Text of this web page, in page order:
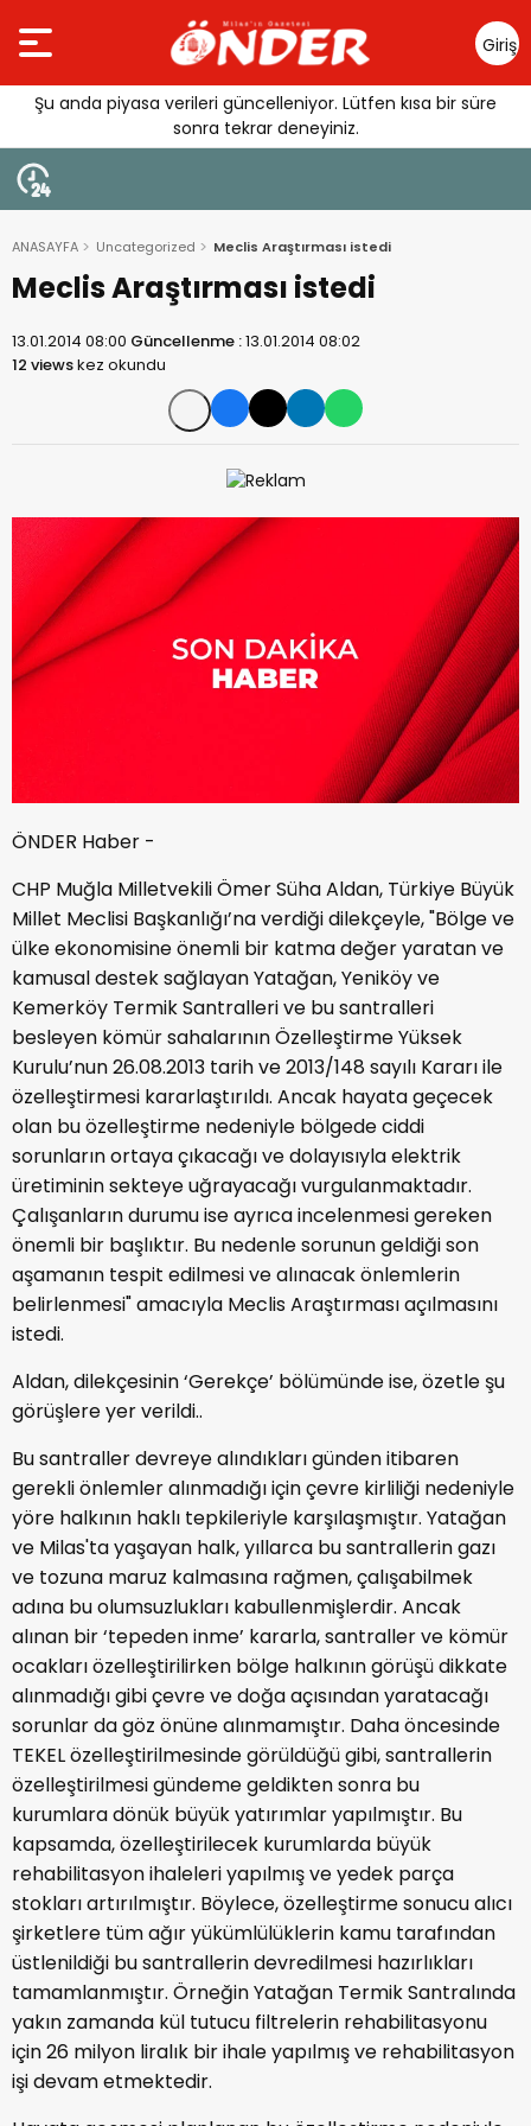
Giriş
Yap
Şu anda piyasa verileri güncelleniyor. Lütfen kısa bir süre
sonra tekrar deneyiniz.
ANASAYFA Uncategorized Meclis Araştırması istedi
Meclis Araştırması istedi
13.01.2014 08:00 Güncellenme :13.01.2014 08:02
12 viewskez okundu
ÖNDER Haber -
CHP Muğla Milletvekili Ömer Süha Aldan, Türkiye Büyük
Millet Meclisi Başkanlığı’na verdiği dilekçeyle, "Bölge ve
ülke ekonomisine önemli bir katma değer yaratan ve
kamusal destek sağlayan Yatağan, Yeniköy ve
Kemerköy Termik Santralleri ve bu santralleri
besleyen kömür sahalarının Özelleştirme Yüksek
Kurulu’nun 26.08.2013 tarih ve 2013/148 sayılı Kararı ile
özelleştirmesi kararlaştırıldı. Ancak hayata geçecek
olan bu özelleştirme nedeniyle bölgede ciddi
sorunların ortaya çıkacağı ve dolayısıyla elektrik
üretiminin sekteye uğrayacağı vurgulanmaktadır.
Çalışanların durumu ise ayrıca incelenmesi gereken
önemli bir başlıktır. Bu nedenle sorunun geldiği son
aşamanın tespit edilmesi ve alınacak önlemlerin
belirlenmesi" amacıyla Meclis Araştırması açılmasını
istedi.
Aldan, dilekçesinin ‘Gerekçe’ bölümünde ise, özetle şu
görüşlere yer verildi..
Bu santraller devreye alındıkları günden itibaren
gerekli önlemler alınmadığı için çevre kirliliği nedeniyle
yöre halkının haklı tepkileriyle karşılaşmıştır. Yatağan
ve Milas'ta yaşayan halk, yıllarca bu santrallerin gazı
ve tozuna maruz kalmasına rağmen, çalışabilmek
adına bu olumsuzlukları kabullenmişlerdir. Ancak
alınan bir ‘tepeden inme’ kararla, santraller ve kömür
ocakları özelleştirilirken bölge halkının görüşü dikkate
alınmadığı gibi çevre ve doğa açısından yaratacağı
sorunlar da göz önüne alınmamıştır. Daha öncesinde
TEKEL özelleştirilmesinde görüldüğü gibi, santrallerin
özelleştirilmesi gündeme geldikten sonra bu
kurumlara dönük büyük yatırımlar yapılmıştır. Bu
kapsamda, özelleştirilecek kurumlarda büyük
rehabilitasyon ihaleleri yapılmış ve yedek parça
stokları artırılmıştır. Böylece, özelleştirme sonucu alıcı
şirketlere tüm ağır yükümlülüklerin kamu tarafından
üstlenildiği bu santrallerin devredilmesi hazırlıkları
tamamlanmıştır. Örneğin Yatağan Termik Santralında
yakın zamanda kül tutucu filtrelerin rehabilitasyonu
için 26 milyon liralık bir ihale yapılmış ve rehabilitasyon
işi devam etmektedir.